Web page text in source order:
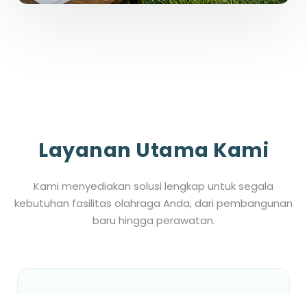
Layanan Utama Kami
Kami menyediakan solusi lengkap untuk segala
kebutuhan fasilitas olahraga Anda, dari pembangunan
baru hingga perawatan.